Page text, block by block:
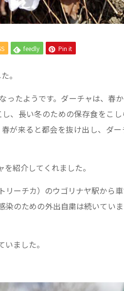
feedly Pin it
。
ったようです。ダーチャは、春
、長い冬のための保存食をこ
が来ると都会を抜け出し、ダ
紹介してくれました。
ーチカ）のウゴリナヤ駅から
染のための外出自粛は続いてい
ました。